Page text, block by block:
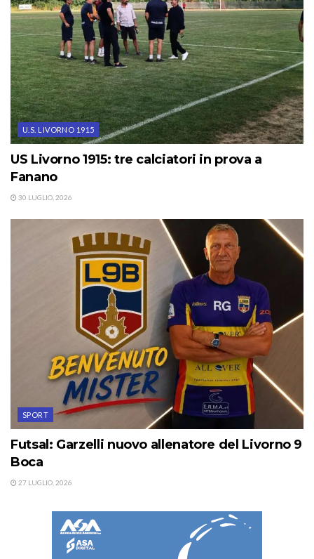
U.S. LIVORNO 1915
US Livorno 1915: tre calciatori in prova a
Fanano
30 LUGLIO, 2026
SPORT
Futsal: Garzelli nuovo allenatore del Livorno 9
Boca
27 LUGLIO, 2026